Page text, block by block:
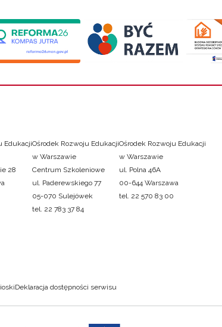
Edukacji
28
Ośrodek Rozwoju Edukacji
w Warszawie
Centrum Szkoleniowe
ul. Paderewskiego 77
05-070 Sulejówek
tel. 22 783 37 84
Ośrodek Rozwoju Edukacji
w Warszawie
ul. Polna 46A
00-644 Warszawa
tel. 22 570 83 00
Deklaracja dostępności serwisu